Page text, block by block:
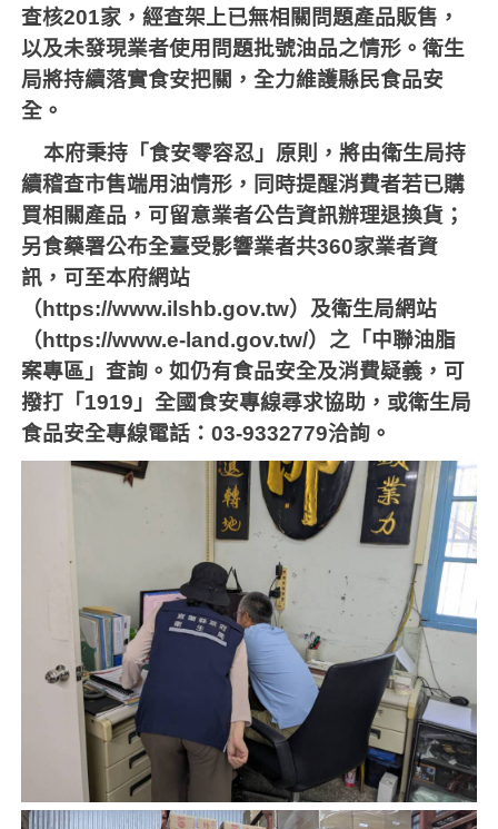
查核201家，經查架上已無相關問題產品販售，
以及未發現業者使用問題批號油品之情形。衛生
局將持續落實食安把關，全力維護縣民食品安
全。
本府秉持「食安零容忍」原則，將由衛生局持
續稽查市售端用油情形，同時提醒消費者若已購
買相關產品，可留意業者公告資訊辦理退換貨；
另食藥署公布全臺受影響業者共360家業者資
訊，可至本府網站
（https://www.ilshb.gov.tw）及衛生局網站
（https://www.e-land.gov.tw/）之「中聯油脂
案專區」查詢。如仍有食品安全及消費疑義，可
撥打「1919」全國食安專線尋求協助，或衛生局
食品安全專線電話：03-9332779洽詢。